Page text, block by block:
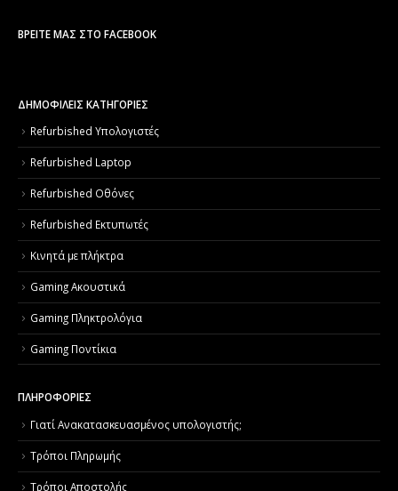
ΒΡΕΊΤΕ ΜΑΣ ΣΤΟ FACEBOOK
ΔΗΜΟΦΙΛΕΙΣ ΚΑΤΗΓΟΡΙΕΣ
Refurbished Υπολογιστές
Refurbished Laptop
Refurbished Οθόνες
Refurbished Εκτυπωτές
Κινητά με πλήκτρα
Gaming Ακουστικά
Gaming Πληκτρολόγια
Gaming Ποντίκια
ΠΛΗΡΟΦΟΡΙΕΣ
Γιατί Aνακατασκευασμένος υπολογιστής;
Τρόποι Πληρωμής
Τρόποι Αποστολής